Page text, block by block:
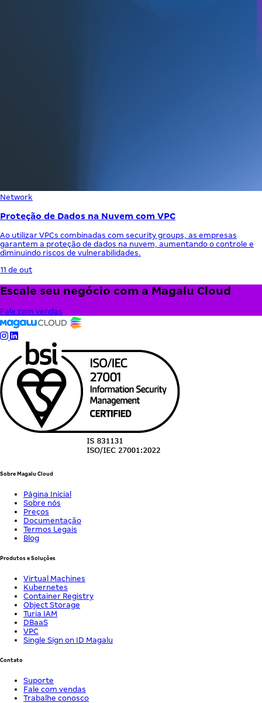
Network
Proteção de Dados na Nuvem com VPC
Ao utilizar VPCs combinadas com security groups, as empresas
garantem a proteção de dados na nuvem, aumentando o controle e
diminuindo riscos de vulnerabilidades.
11 de out
Escale seu negócio com a Magalu Cloud
Fale com vendas
Sobre Magalu Cloud
Página Inicial
Sobre nós
Preços
Documentação
Termos Legais
Blog
Produtos e Soluções
Virtual Machines
Kubernetes
Container Registry
Object Storage
Turia IAM
DBaaS
VPC
Single Sign on ID Magalu
Contato
Suporte
Fale com vendas
Trabalhe conosco